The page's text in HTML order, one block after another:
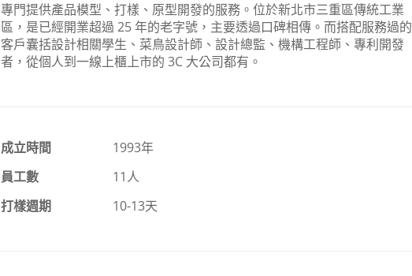
專門提供產品模型、打樣、原型開發的服務。位於新北市三重區傳統工業
區，是已經開業超過 25 年的老字號，主要透過口碑相傳。而搭配服務過的
客戶囊括設計相關學生、菜鳥設計師、設計總監、機構工程師、專利開發
者，從個人到一線上櫃上市的 3C 大公司都有。
成立時間
1993年
員工數
11人
打樣週期
10-13天